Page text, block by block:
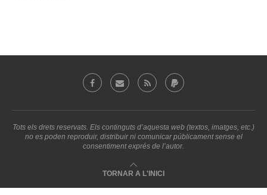
Tots els drets reservats. Els continguts d’aquesta web (textos, imatges, etc.)
no es poden reproduir, distribuir ni comunicar públicament sense el
consentiment exprés de l’autor.
TORNAR A L'INICI